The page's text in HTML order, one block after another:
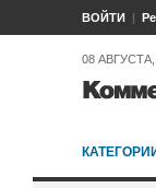
ВОЙТИ
08